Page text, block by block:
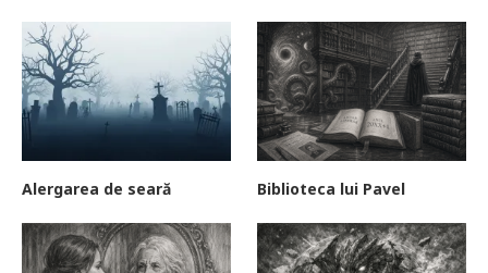
Alergarea de seară Biblioteca lui Pavel